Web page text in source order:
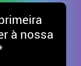
à nossa